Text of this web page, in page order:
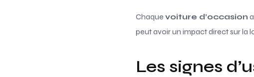
Chaque voiture d’occasion
peut avoir un impact direct sur la
Les signes